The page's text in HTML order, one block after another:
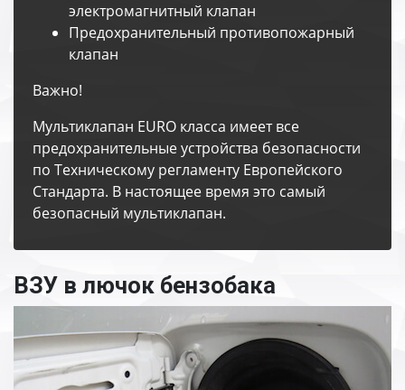
электромагнитный клапан
Предохранительный противопожарный
клапан
Важно!
Мультиклапан EURO класса имеет все
предохранительные устройства безопасности
по Техническому регламенту Европейского
Стандарта. В настоящее время это самый
безопасный мультиклапан.
ВЗУ в лючок бензобака